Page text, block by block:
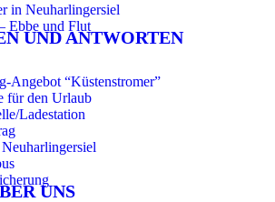
in Neuharlingersiel
Ebbe und Flut
UND ANTWORTEN
Angebot “Küstenstromer”
für den Urlaub
Ladestation
UNS